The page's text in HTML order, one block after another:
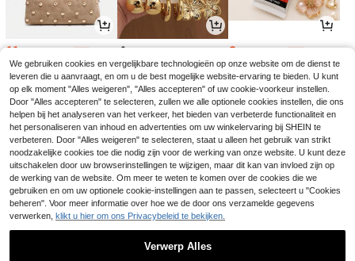
11 4 3
5
We gebruiken cookies en vergelijkbare technologieën op onze website om de dienst te
leveren die u aanvraagt, en om u de best mogelijke website-ervaring te bieden. U kunt
op elk moment "Alles weigeren", "Alles accepteren" of uw cookie-voorkeur instellen.
Door "Alles accepteren" te selecteren, zullen we alle optionele cookies instellen, die ons
helpen bij het analyseren van het verkeer, het bieden van verbeterde functionaliteit en
het personaliseren van inhoud en advertenties om uw winkelervaring bij SHEIN te
verbeteren. Door "Alles weigeren" te selecteren, staat u alleen het gebruik van strikt
noodzakelijke cookies toe die nodig zijn voor de werking van onze website. U kunt deze
uitschakelen door uw browserinstellingen te wijzigen, maar dit kan van invloed zijn op
de werking van de website. Om meer te weten te komen over de cookies die we
gebruiken en om uw optionele cookie-instellingen aan te passen, selecteert u "Cookies
beheren". Voor meer informatie over hoe we de door ons verzamelde gegevens
verwerken, klikt u hier om ons Privacybeleid te bekijken.
Verwerp Alles